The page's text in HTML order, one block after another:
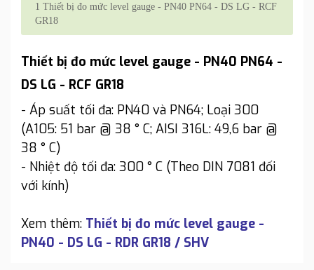
1 Thiết bị đo mức level gauge - PN40 PN64 - DS LG - RCF
GR18
Thiết bị đo mức level gauge - PN40 PN64 -
DS LG - RCF GR18
- Áp suất tối đa: PN40 và PN64; Loại 300
(A105: 51 bar @ 38 ° C; AISI 316L: 49,6 bar @
38 ° C)
- Nhiệt độ tối đa: 300 ° C (Theo DIN 7081 đối
với kính)
Xem thêm: Thiết bị đo mức level gauge -
PN40 - DS LG - RDR GR18 / SHV